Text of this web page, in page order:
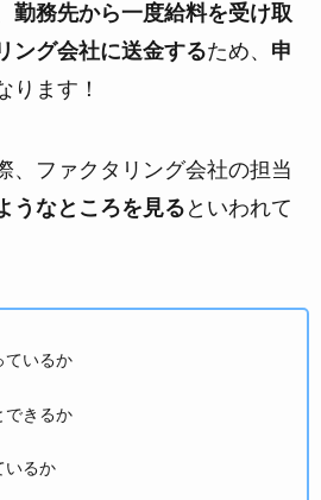
勤務先から一度給料を受け取
ング会社に送金するため、 申
ります！
、ファクタリング会社の担当
うなところを見る といわれて
ているか
できるか
いるか